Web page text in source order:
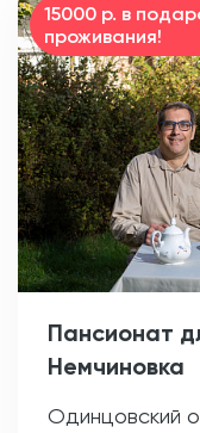
15000 р. в
проживания!
Пансионат
Немчиновка
Одинцовский